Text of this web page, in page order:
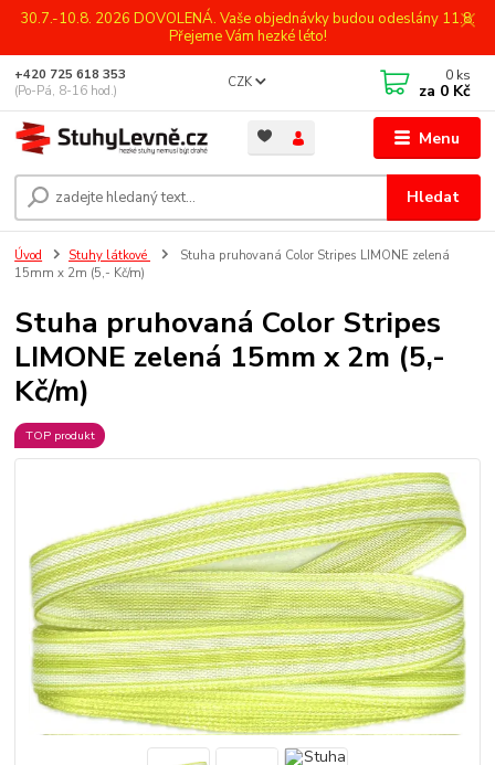
30.7.-10.8. 2026 DOVOLENÁ. Vaše objednávky budou odeslány 11.8.
Přejeme Vám hezké léto!
Menu
CZK
Hledat
+420 725 618 353
(Po-Pá, 8-16 hod.)
0 ks
za 0 Kč
Úvod Stuhy látkové
Stuha pruhovaná Color Stripes LIMONE zelená
15mm x 2m (5,- Kč/m)
Stuha pruhovaná Color Stripes
LIMONE zelená 15mm x 2m (5,-
Kč/m)
TOP produkt